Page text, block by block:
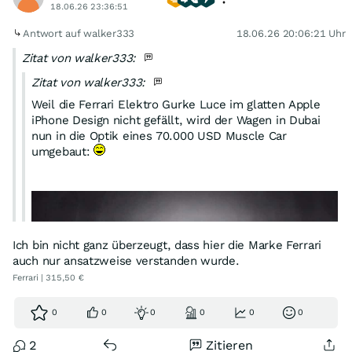
=====
auto motor und sport
Aktualisiert am 18.06.2026, 15:46 Uhr
...
Der Autobauer habe in seinem Sammler-Netzwerk die
eines 550.000 Euro teuren Luce möglich sein wird.
sammler-luc…
18.06.26 23:36:51
Antwort auf walker333 18.06.26 20:06:21 Uhr
Zitat von walker333:
Zitat von walker333:
Weil die Ferrari Elektro Gurke Luce im glatten Apple
iPhone Design nicht gefällt, wird der Wagen in Dubai
nun in die Optik eines 70.000 USD Muscle Car
umgebaut:
.
Ferrari hat beschlossen:
Die Gurke muss verkauft werden. Daher nötigen sie nun
Ich bin nicht ganz überzeugt, dass hier die Marke Ferrari
auch nur ansatzweise verstanden wurde.
Ferrari | 315,50 €
0 0 0 0 0 0
2 Zitieren